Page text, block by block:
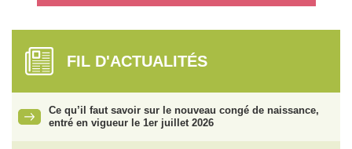
FIL D'ACTUALITÉS
Ce qu’il faut savoir sur le nouveau congé de naissance,
entré en vigueur le 1er juillet 2026